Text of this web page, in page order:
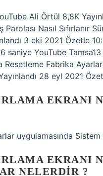
Ali Örtül 8,8K
Parolası Nasıl Sıfırlanır
3 eki 2021 Özetle
saniye YouTube
Resetleme Fabrika
28 eyl 2021
EKRANI
uygulamasında Sistem
EKRANI
NELERDIR ?